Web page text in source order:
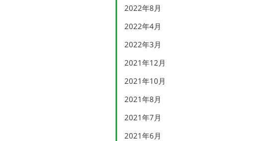
2022年8月
2022年4月
2022年3月
2021年12月
2021年10月
2021年8月
2021年7月
2021年6月